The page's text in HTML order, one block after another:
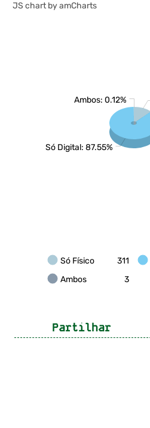
Ambos: 0.12%
Só Digital: 87.55%
JS chart by amCharts
Só Físico 311
Ambos
3
Partilhar